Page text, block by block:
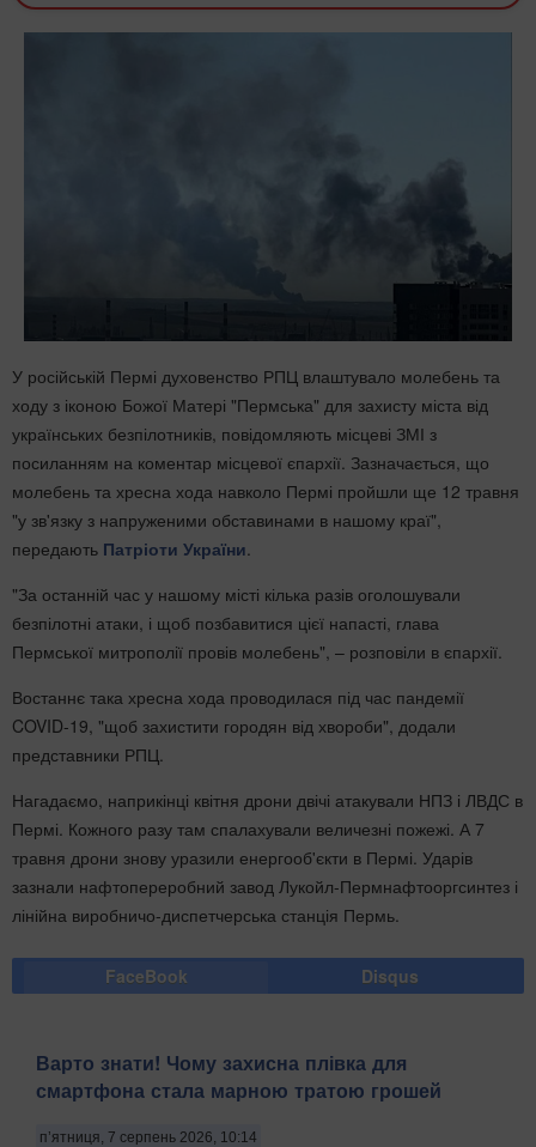
У російській Пермі духовенство РПЦ влаштувало молебень та
ходу з іконою Божої Матері "Пермська" для захисту міста від
українських безпілотників, повідомляють місцеві ЗМІ з
посиланням на коментар місцевої єпархії. Зазначається, що
молебень та хресна хода навколо Пермі пройшли ще 12 травня
"у зв'язку з напруженими обставинами в нашому краї",
передають Патріоти України
"За останній час у нашому місті кілька разів оголошували
безпілотні атаки, і щоб позбавитися цієї напасті, глава
Пермської митрополії провів молебень", – розповіли в єпархії.
Востаннє така хресна хода проводилася під час пандемії
COVID-19, "щоб захистити городян від хвороби", додали
представники РПЦ.
Нагадаємо, наприкінці квітня дрони двічі атакували НПЗ і ЛВДС в
Пермі. Кожного разу там спалахували величезні пожежі. А 7
травня дрони знову уразили енергооб'єкти в Пермі. Ударів
зазнали нафтопереробний завод Лукойл-Пермнафтооргсинтез і
лінійна виробничо-диспетчерська станція Пермь.
FaceBook Disqus
Варто знати! Чому захисна плівка для
смартфона стала марною тратою грошей
п’ятниця, 7 серпень 2026, 10:14